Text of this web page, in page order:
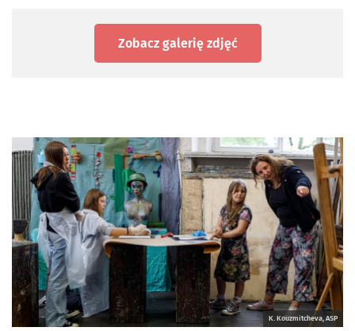
Zobacz galerię zdjęć
K. Kouzmitcheva, ASP